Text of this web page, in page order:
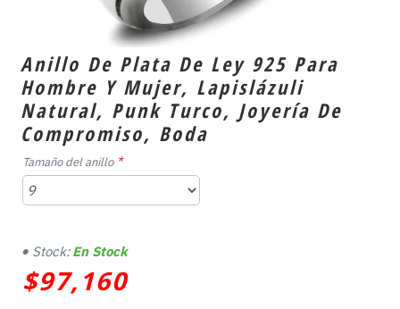
Anillo De Plata De Ley 925 Para
Hombre Y Mujer, Lapislázuli
Natural, Punk Turco, Joyería De
Compromiso, Boda
$97,160
Stock: En Stock
Tamaño del anillo